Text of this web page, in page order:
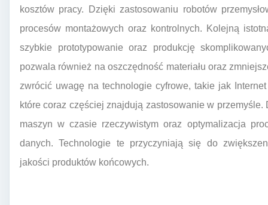
kosztów pracy. Dzięki zastosowaniu robotów
procesów montażowych oraz kontrolnych. Kolejną
szybkie prototypowanie oraz produkcję
pozwala również na oszczędność materiału oraz
zwrócić uwagę na technologie cyfrowe, takie jak
które coraz częściej znajdują zastosowanie w
maszyn w czasie rzeczywistym oraz optymalizacja
danych. Technologie te przyczyniają się do
jakości produktów końcowych.